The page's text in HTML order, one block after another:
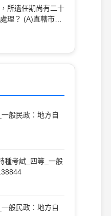
(D)每次會
，魚池鄉民代表會
所遺任期尚有二十
轄市市
屆任期屆滿為止
期屆滿為止 (D)
般民政：地方自
種考試_四等_一般
般民政：地方自